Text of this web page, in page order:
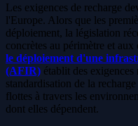
Les exigences de recharge
l'Europe. Alors que les
déploiement, la législation
concrètes au périmètre et
le déploiement d'une
(AFIR) établit des
standardisation de la
flottes à travers les
dont elles dépendent.